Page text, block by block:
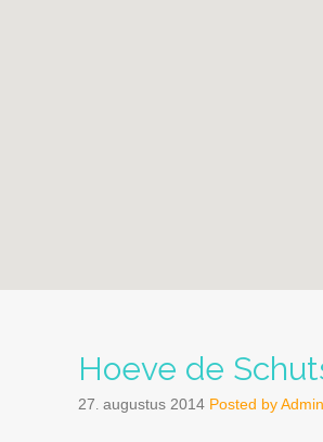
Hoeve de
27. augustus 2014 Posted by